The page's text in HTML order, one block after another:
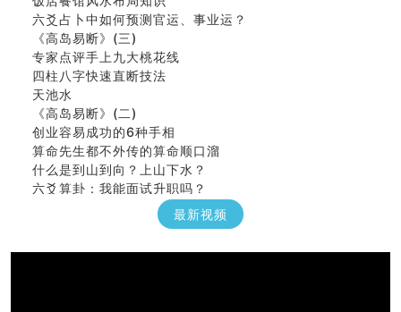
六爻占卜中如何预测官运、事业运？
《高岛易断》(三)
专家点评手上九大桃花线
四柱八字快速直断技法
天池水
《高岛易断》(二)
创业容易成功的6种手相
算命先生都不外传的算命顺口溜
什么是到山到向？上山下水？
六爻算卦：我能面试升职吗？
《高岛易断》(一)
朱德總司命造 (名⼈⼋字淺析九）
如何给企业起名才能提高影响力
最新视频